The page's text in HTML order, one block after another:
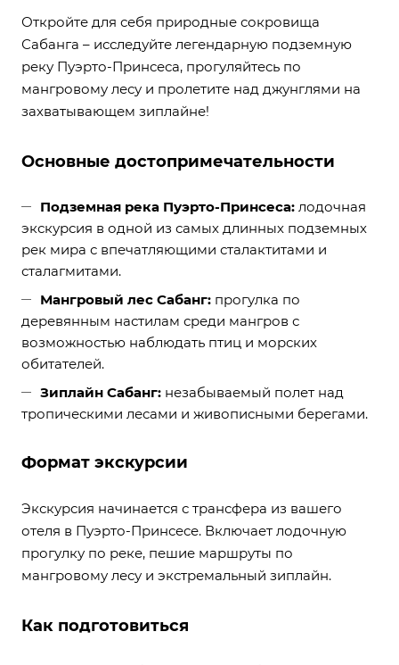
Откройте для себя природные сокровища
Сабанга – исследуйте легендарную подземную
реку Пуэрто-Принсеса, прогуляйтесь по
мангровому лесу и пролетите над джунглями на
захватывающем зиплайне!
Основные достопримечательности
Подземная река Пуэрто-Принсеса: лодочная
экскурсия в одной из самых длинных подземных
рек мира с впечатляющими сталактитами и
сталагмитами.
Мангровый лес Сабанг: прогулка по
деревянным настилам среди мангров с
возможностью наблюдать птиц и морских
обитателей.
Зиплайн Сабанг: незабываемый полет над
тропическими лесами и живописными берегами.
Формат экскурсии
Экскурсия начинается с трансфера из вашего
отеля в Пуэрто-Принсесе. Включает лодочную
прогулку по реке, пешие маршруты по
мангровому лесу и экстремальный зиплайн.
Как подготовиться